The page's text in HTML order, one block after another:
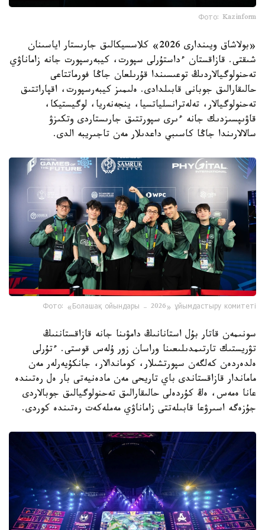
Фото: Kazinform
«بولاشاق ويىندارى 2026» كلاسسيكالىق جارىستار اياسىنان
شىقتى. قازاقستان ءداستۇرلى سپورت، كيبەرسپورت جانە زاماناۋي
تەحنولوگيالاردىڭ توعىسىندا قۇرىلعان جاڭا فورماتتاعى
حالىقارالىق جوبانى قابىلدادى. ەلىمىز كيبەرسپورت، اقپاراتتىق
تەحنولوگيالار، تەلەترانسلياتسيا، ينجەنەريا، لوگيستيكا،
قاۋىپسىزدىك جانە ءىرى سپورتتىق جارىستاردى وتكىزۋ
سالالارىندا جاڭا كاسىبي داعدىلار مەن تاجىريبە الدى.
Фото: «Болашақ ойындары – 2026» ұйымдастыру комитеті
سونىمەن قاتار بۇل استانانىڭ دامۋىنا جانە قازاقستاننىڭ
تۋريستىك تارتىمدىلىعىنا وراسان زور ۇلەس قوستى. ءتۇرلى
ەلدەردەن كەلگەن سپورتشىلار، كوماندالار، جانكۇيەرلەر مەن
ماماندار قازاقستاندى باي تاريحى مەن مادەنيەتى بار ەل رەتىندە
عانا ەمەس، ەڭ كۇردەلى حالىقارالىق تەحنولوگيالىق جوبالاردى
جۇزەگە اسىرۋعا قابىلەتتى زاماناۋي مەملەكەت رەتىندە كوردى.